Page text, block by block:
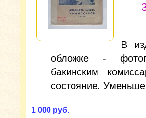
В
обложке -
бакинским
состояние.
1 000 руб.